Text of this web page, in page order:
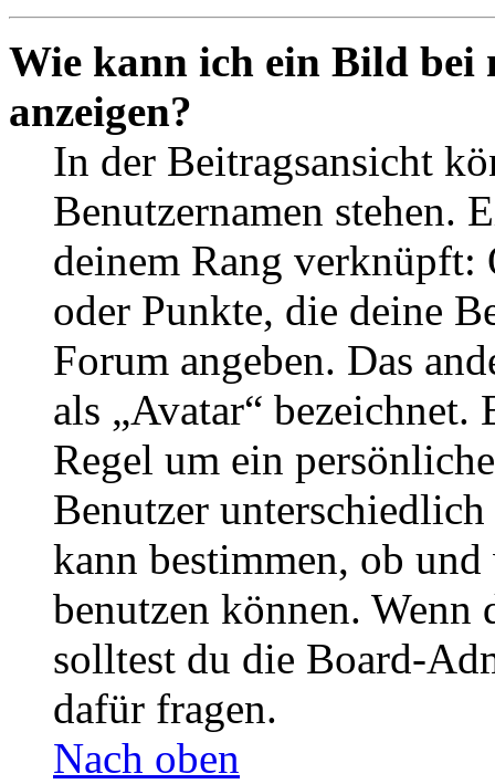
Wie kann ich ein Bild bei
anzeigen?
In der Beitragsansicht
Benutzernamen stehen.
deinem Rang verknüpft:
oder Punkte, die deine
Forum angeben. Das
als „Avatar“
Regel um ein
Benutzer
kann bestimmen, ob
benutzen können. Wenn
solltest du die Board-
dafür fragen.
Nach oben